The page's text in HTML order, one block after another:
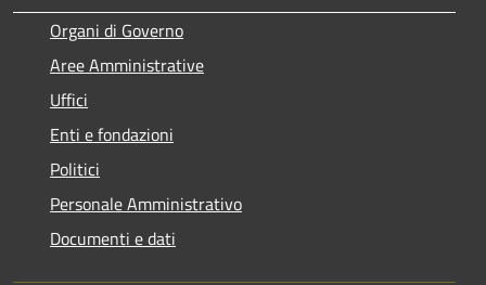
Organi di Governo
Aree Amministrative
Uffici
Enti e fondazioni
Politici
Personale Amministrativo
Documenti e dati